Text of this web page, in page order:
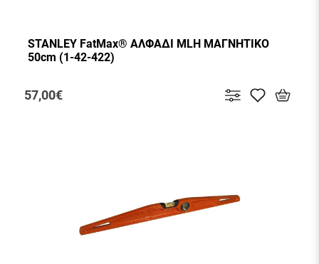
STANLEY FatMax® ΑΛΦΑΔΙ MLH ΜΑΓΝΗΤΙΚΟ
50cm (1-42-422)
57,00€